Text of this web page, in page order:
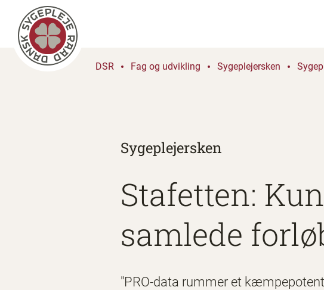
DSR Fag og udvikling Sygeplejersken
Sygeplejersken
Stafetten:
samlede
"PRO-data rummer et